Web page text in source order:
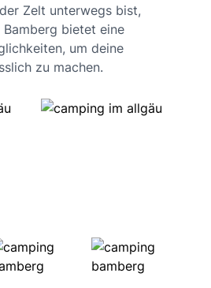
Zelt unterwegs bist,
Bamberg bietet eine
um deine
zu machen.